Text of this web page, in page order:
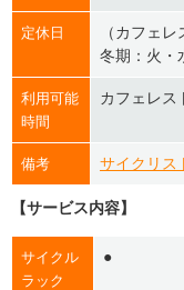
定休日
（カフェ
冬期：火
利用可能
時間
カフェレス
備考 サイクリス
【サービス内容】
サイクル
ラック
●